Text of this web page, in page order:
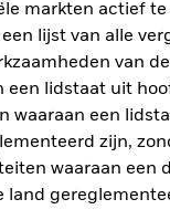
markten actief
lijst van alle
van
een lidstaat uit
waaraan een
zijn,
waaraan een
land
zoals
op
kunnen
door dagelijkse